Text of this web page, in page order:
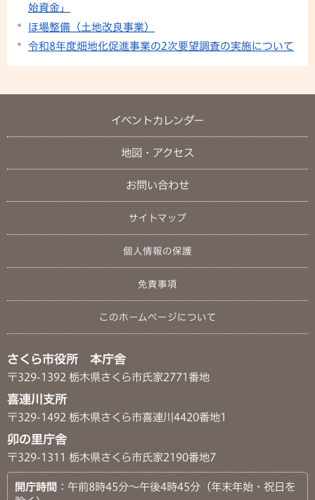
始資金」
ほ場整備（土地改良事業）
令和8年度畑地化促進事業の2次要望調査の実施について
イベントカレンダー
地図・アクセス
お問い合わせ
サイトマップ
個人情報の保護
免責事項
このホームページについて
さくら市役所 本庁舎
〒329-1392 栃木県さくら市氏家2771番地
喜連川支所
〒329-1492 栃木県さくら市喜連川4420番地1
卯の里庁舎
〒329-1311 栃木県さくら市氏家2190番地7
開庁時間 ：午前8時45分～午後4時45分（年末年始・祝日を